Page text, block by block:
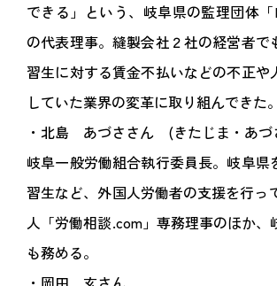
できる」という、岐阜県の監理団体「
の代表理事。縫製会社２社の経営者で
習生に対する賃金不払いなどの不正や
していた業界の変革に取り組んできた。
・北島 あづささん (きたじま・あづ
岐阜一般労働組合執行委員長。岐阜県
習生など、外国人労働者の支援を行っ
人「労働相談.com」専務理事のほか、
も務める。